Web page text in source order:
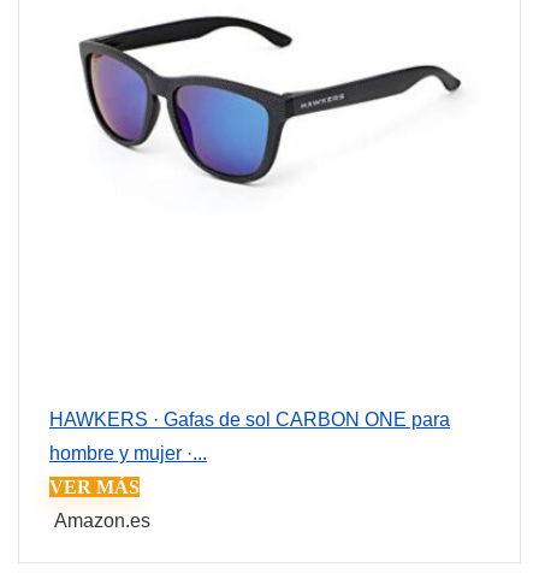
HAWKERS · Gafas de sol CARBON ONE para
hombre y mujer ·...
VER MÁS
Amazon.es